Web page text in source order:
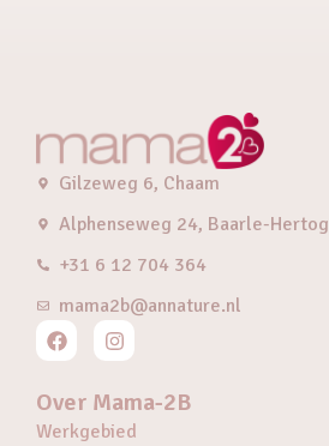
Gilzeweg 6, Chaam
Alphenseweg 24, Baarle-Hertog
+31 6 12 704 364
mama2b@annature.nl
Over Mama-2B
Werkgebied